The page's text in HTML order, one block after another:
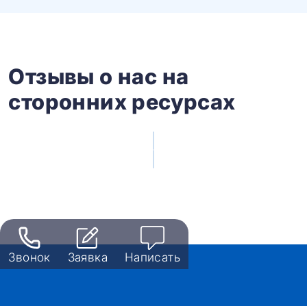
Отзывы о нас на
сторонних ресурсах
Звонок Заявка Написать